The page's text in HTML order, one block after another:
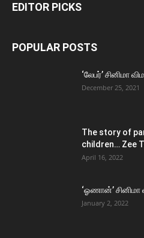
EDITOR PICKS
POPULAR POSTS
‘லேபர்’ சினிமா
December 25, 2021
The story of
children… Zee
April 16, 2022
‘ஓணான்’
January 2, 2022